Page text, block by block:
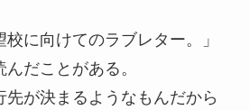
校に向けてのラブレター。」
だことがある。
先が決まるようなもんだから